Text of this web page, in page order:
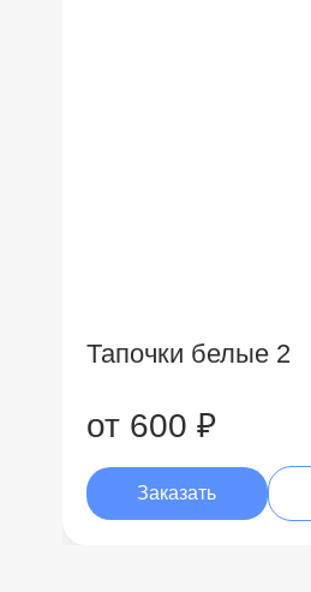
Тапочки белые 2
от 600 ₽
Заказать